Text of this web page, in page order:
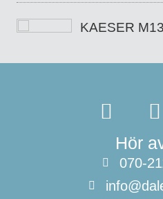
KAESER
Hör
070-